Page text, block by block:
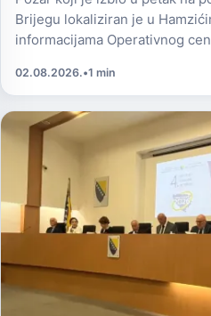
Brijegu lokaliziran je u
informacijama Operativnog
02.08.2026.•1 min